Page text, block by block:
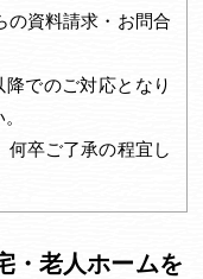
の資料請求・お問合
でのご対応となり
何卒ご了承の程宜し
・老人ホームを